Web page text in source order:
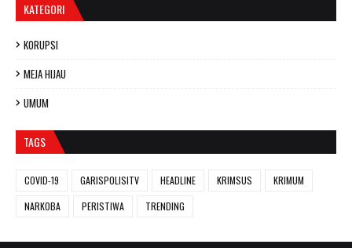
KATEGORI
KORUPSI
MEJA HIJAU
UMUM
TAGS
COVID-19 GARISPOLISITV HEADLINE KRIMSUS
KRIMUM
NARKOBA
PERISTIWA TRENDING